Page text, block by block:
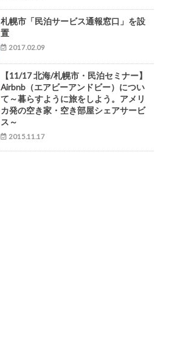
札幌市「民泊サービス通報窓口」を設
置
2017.02.09
【11/17 北海/札幌市・民泊セミナー】
Airbnb（エアビーアンドビー）につい
て～暮らすように旅をしよう。アメリ
カ発の空き家・空き部屋シェアサービ
ス～
2015.11.17